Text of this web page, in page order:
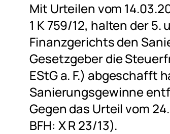
Mit Urteilen vom
1 K 759/12, halten der 5.
Finanzgerichts den
Gesetzgeber die
EStG a. F.) abgeschafft
Sanierungsgewinne
Gegen das Urteil vom
BFH: X R 23/13).